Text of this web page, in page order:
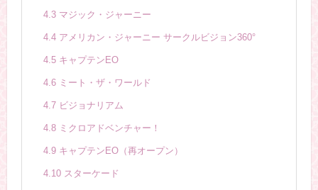
4.3マジック・ジャーニー
4.4アメリカン・ジャーニー サークルビジョン360°
4.5キャプテンEO
4.6ミート・ザ・ワールド
4.7ビジョナリアム
4.8ミクロアドベンチャー！
4.9キャプテンEO（再オープン）
4.10スターケード